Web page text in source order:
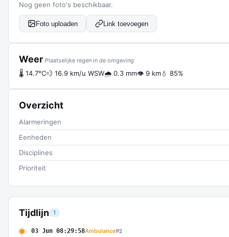
Tijdlijn 1
03 Jun 08:29:58AmbulanceP2
Nog geen foto's beschikbaar.
Foto uploaden Link toevoegen
Weer Plaatselijke regen in de omgeving
🌡 14.7°C💨 16.9 km/u WSW🌧 0.3 mm👁 9 km💧 85%
Overzicht
Alarmeringen
Eenheden
Disciplines
Prioriteit